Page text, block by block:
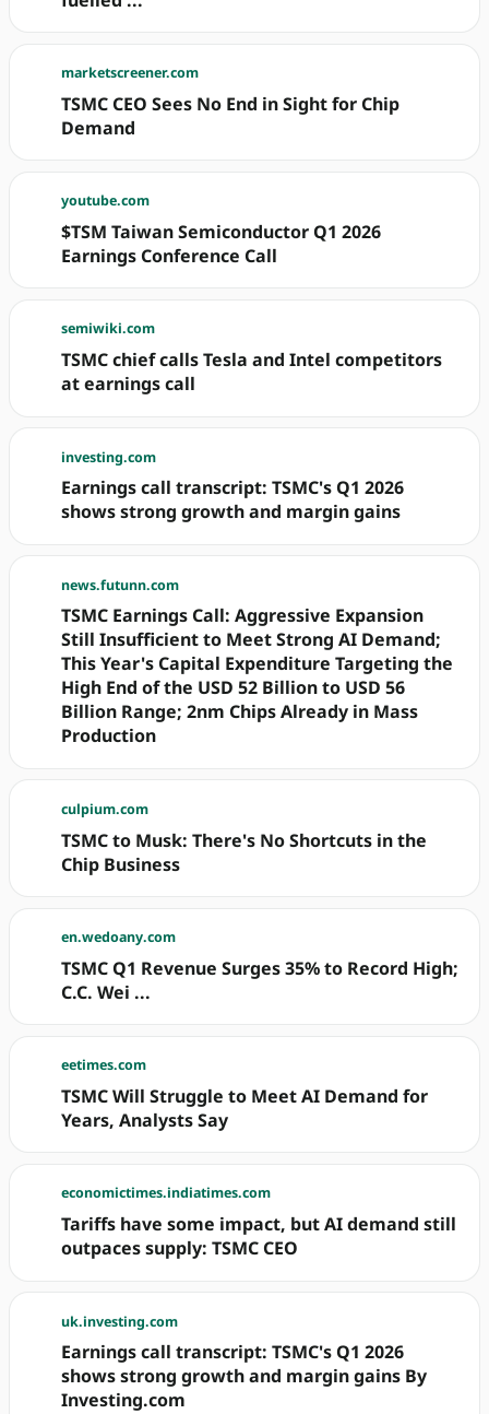
marketscreener.com
TSMC CEO Sees No End in Sight for Chip
Demand
youtube.com
$TSM Taiwan Semiconductor Q1 2026
Earnings Conference Call
semiwiki.com
TSMC chief calls Tesla and Intel competitors
at earnings call
investing.com
Earnings call transcript: TSMC's Q1 2026
shows strong growth and margin gains
news.futunn.com
TSMC Earnings Call: Aggressive Expansion
Still Insufficient to Meet Strong AI Demand;
This Year's Capital Expenditure Targeting the
High End of the USD 52 Billion to USD 56
Billion Range; 2nm Chips Already in Mass
Production
culpium.com
TSMC to Musk: There's No Shortcuts in the
Chip Business
en.wedoany.com
TSMC Q1 Revenue Surges 35% to Record High;
C.C. Wei ...
eetimes.com
TSMC Will Struggle to Meet AI Demand for
Years, Analysts Say
economictimes.indiatimes.com
Tariffs have some impact, but AI demand still
outpaces supply: TSMC CEO
uk.investing.com
Earnings call transcript: TSMC's Q1 2026
shows strong growth and margin gains By
Investing.com